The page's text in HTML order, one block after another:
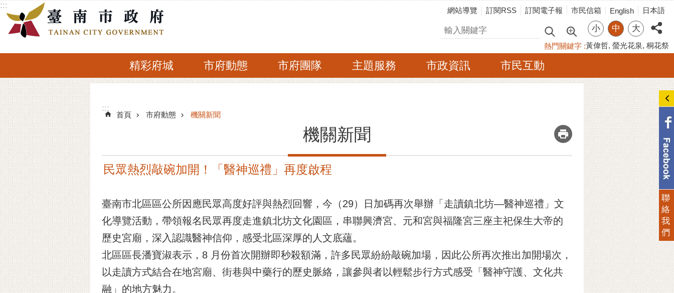
跳到主要內容區塊
:::
網站導覽 訂閱RSS 訂閱電子報 市民信箱 English 日本語
搜尋 小 中 大
熱門關鍵字 黃偉哲 螢光花泉 桐花祭
精彩府城 市府動態 市府團隊 主題服務 市政資訊 市民互動
:::
:::
首頁 市府動態 機關新聞
機關新聞 _
民眾熱烈敲碗加開！「醫神巡禮」再度啟程
臺南市北區區公所因應民眾高度好評與熱烈回響，今（29）日加碼再次舉辦「走讀鎮北坊—醫神巡禮」文
化導覽活動，帶領報名民眾再度走進鎮北坊文化園區，串聯興濟宮、元和宮與福隆宮三座主祀保生大帝的
歷史宮廟，深入認識醫神信仰，感受北區深厚的人文底蘊。
北區區長潘寶淑表示，8 月份首次開辦即秒殺額滿，許多民眾紛紛敲碗加場，因此公所再次推出加開場次，
以走讀方式結合在地宮廟、街巷與中藥行的歷史脈絡，讓參與者以輕鬆步行方式感受「醫神守護、文化共
融」的地方魅力。
聯
絡
我
們